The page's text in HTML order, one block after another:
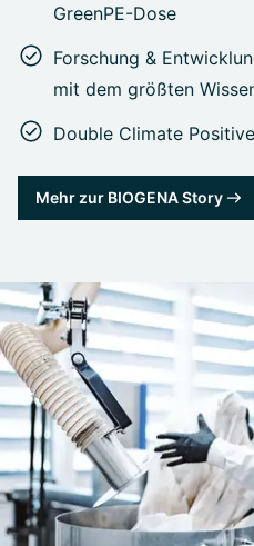
GreenPE-Dose
Forschung &
mit dem größten
Double Climate Positive
Mehr zur BIOGENA Story